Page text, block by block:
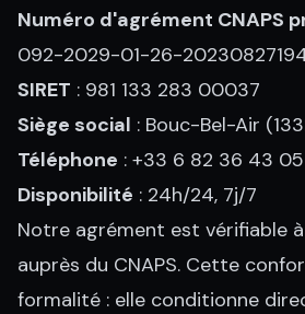
Numéro d'agrément CNAPS
092-2029-01-26-
SIRET : 981 133 283 00037
Siège social : Bouc-Bel-Air
Téléphone : +33 6 82 36 43 05
Disponibilité : 24h/24, 7j/7
Notre agrément est vérifiable
auprès du CNAPS. Cette
formalité : elle conditionne